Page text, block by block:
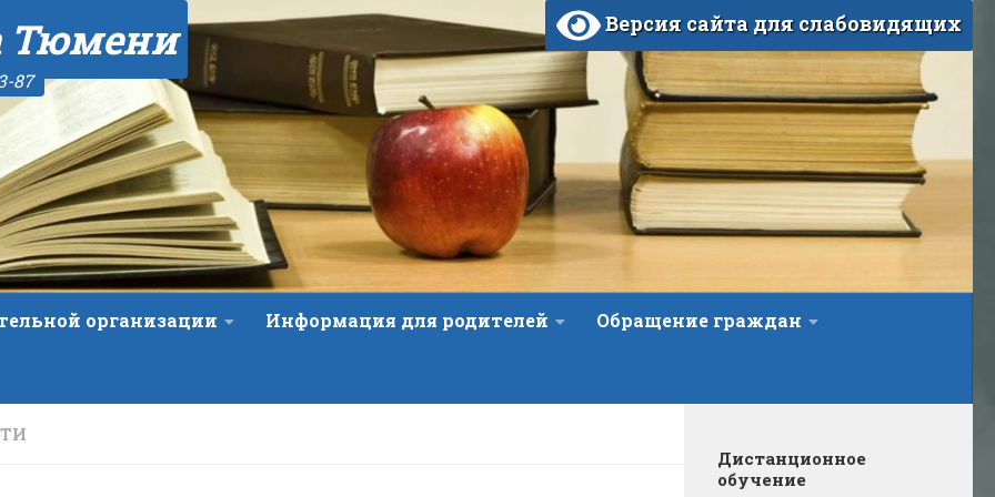
Тюмени
87
Версия сайта для слабовидящих
организации Информация для родителей Обращение граждан
Дистанционное
обучение